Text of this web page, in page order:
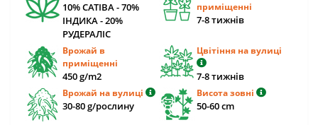
10% САТІВА - 70%
ІНДИКА - 20%
РУДЕРАЛІС
приміщенні
7-8 тижнів
Врожай в
приміщенні
450 g/m2
Цвітіння на вулиці
7-8 тижнів
Врожай на вулиці
30-80 g/рослину
Висота зовні
50-60 cm